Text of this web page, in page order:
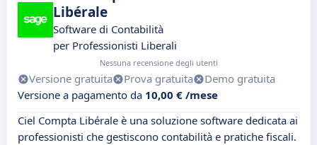
Libérale
Software di Contabilità
per Professionisti Liberali
Nessuna recensione degli utenti
Versione gratuita Prova gratuita
Demo gratuita
Versione a pagamento da 10,00 € /mese
Ciel Compta Libérale è una soluzione software dedicata ai
professionisti che gestiscono contabilità e pratiche fiscali.